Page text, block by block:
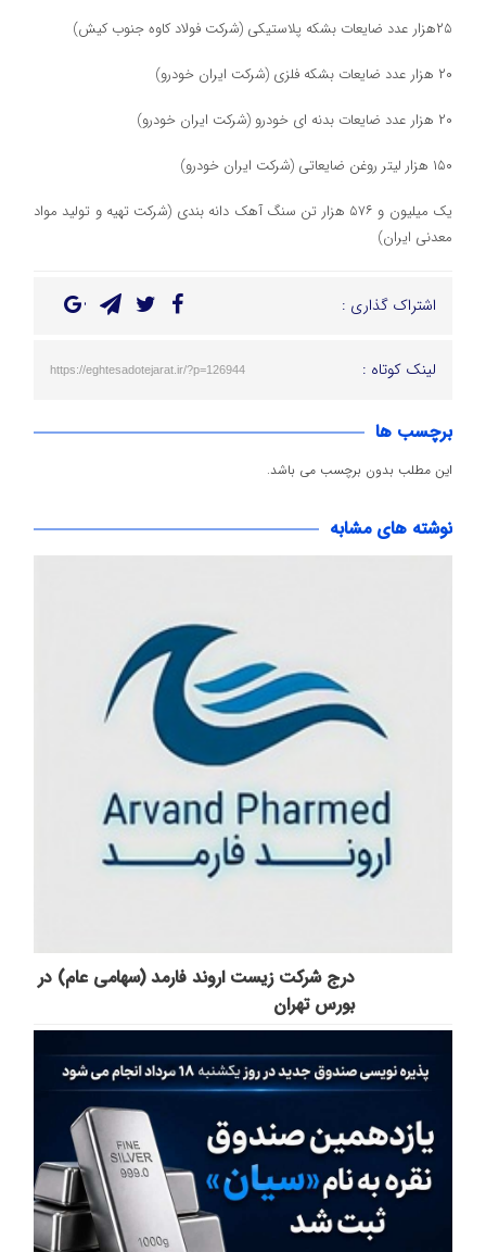
۲۵هزار عدد ضایعات بشکه پلاستیکی (شرکت فولاد کاوه جنوب کیش)
۲۰ هزار عدد ضایعات بشکه فلزی (شرکت ایران خودرو)
۲۰ هزار عدد ضایعات بدنه ای خودرو (شرکت ایران خودرو)
۱۵۰ هزار لیتر روغن ضایعاتی (شرکت ایران خودرو)
یک میلیون و ۵۷۶ هزار تن سنگ آهک دانه بندی (شرکت تهیه و تولید مواد
معدنی ایران)
اشتراک گذاری :
لینک کوتاه : https://eghtesadotejarat.ir/?p=126944
برچسب ها
این مطلب بدون برچسب می باشد.
نوشته های مشابه
درج شرکت زیست اروند فارمد (سهامی عام) در
بورس تهران